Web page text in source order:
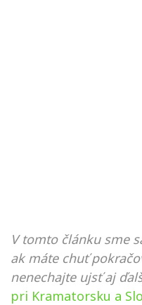
V tomto článku sme
ak máte chuť
nenechajte ujsť aj
pri Kramatorsku a